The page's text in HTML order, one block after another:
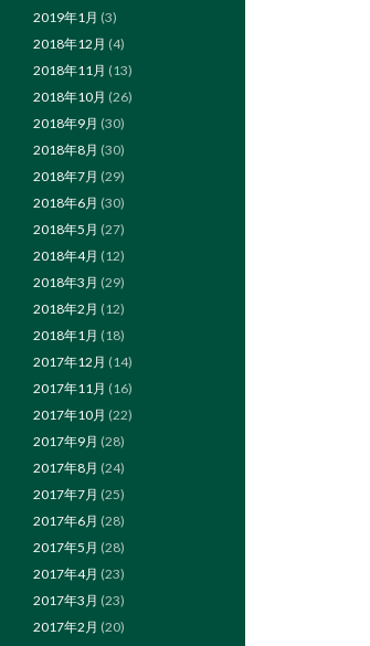
2019年1月 (3)
2018年12月 (4)
2018年11月 (13)
2018年10月 (26)
2018年9月 (30)
2018年8月 (30)
2018年7月 (29)
2018年6月 (30)
2018年5月 (27)
2018年4月 (12)
2018年3月 (29)
2018年2月 (12)
2018年1月 (18)
2017年12月 (14)
2017年11月 (16)
2017年10月 (22)
2017年9月 (28)
2017年8月 (24)
2017年7月 (25)
2017年6月 (28)
2017年5月 (28)
2017年4月 (23)
2017年3月 (23)
2017年2月 (20)